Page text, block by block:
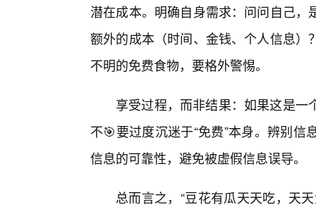
潜在成本。明确自身需求：问问自己
额外的成本（时间、金钱、个人信息
不明的免费食物，要格外警惕。
享受过程，而非结果：如果这是
不🎯要过度沉迷于“免费”本身。辨别
信息的可靠性，避免被虚假信息误导。
总而言之，“豆花有瓜天天吃，天